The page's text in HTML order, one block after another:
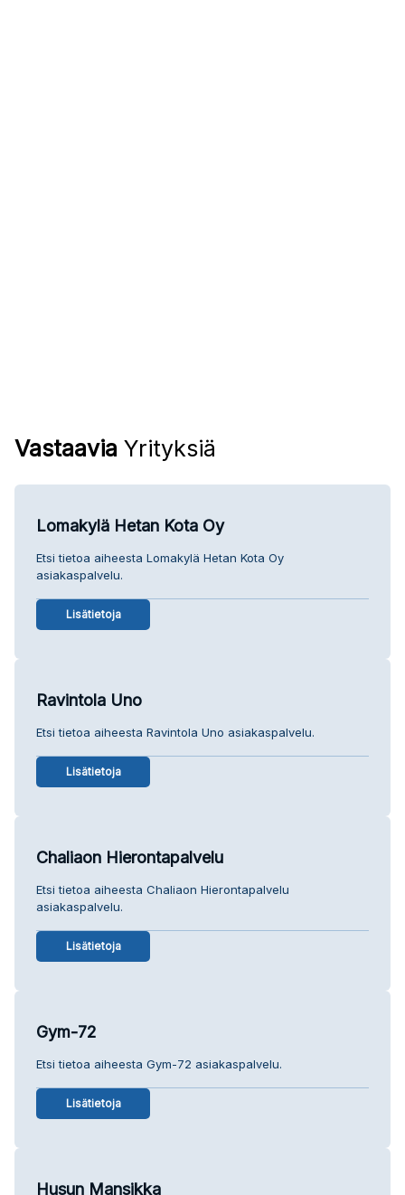
Vastaavia Yrityksiä
Lomakylä Hetan Kota Oy
Etsi tietoa aiheesta Lomakylä Hetan Kota Oy
asiakaspalvelu.
Lisätietoja
Ravintola Uno
Etsi tietoa aiheesta Ravintola Uno asiakaspalvelu.
Lisätietoja
Chaliaon Hierontapalvelu
Etsi tietoa aiheesta Chaliaon Hierontapalvelu
asiakaspalvelu.
Lisätietoja
Gym-72
Etsi tietoa aiheesta Gym-72 asiakaspalvelu.
Lisätietoja
Husun Mansikka